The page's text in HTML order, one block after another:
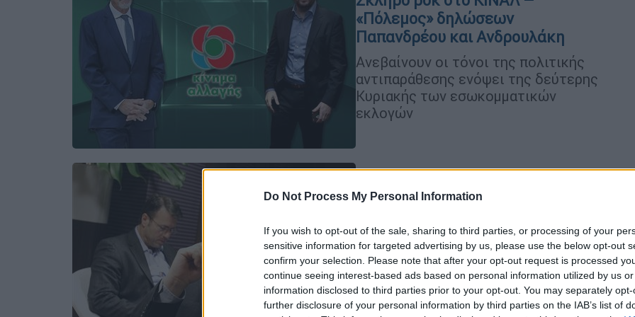
Do Not Process My Personal Information
If you wish to opt-out of the sale, sharing to third parties, or processing of your
sensitive information for targeted advertising by us, please use the below opt-out
confirm your selection. Please note that after your opt-out request is processed
continue seeing interest-based ads based on personal information utilized by us
information disclosed to third parties prior to your opt-out. You may separately
further disclosure of your personal information by third parties on the IAB’s list of
«Πόλεμος» δηλώσεων
Παπανδρέου και Ανδρουλάκη
Ανεβαίνουν οι τόνοι της πολιτικής
αντιπαράθεσης ενόψει της δεύτερης
Κυριακής των εσωκομματικών
εκλογών
Κόσμος|08.12.2021 22:57
από τις αρχές ο ύποπτος που
συνελήφθη σε γαλλικό αεροδρόμιο
Σε «απλή συνωνυμία» με τον
πραγματικό καταζητούμενο
αναφέρονται οι αρχές